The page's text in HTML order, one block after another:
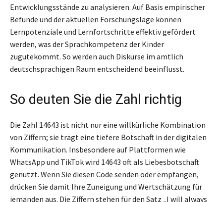
Entwicklungsstände zu analysieren. Auf Basis empirischer
Befunde und der aktuellen Forschungslage können
Lernpotenziale und Lernfortschritte effektiv gefördert
werden, was der Sprachkompetenz der Kinder
zugutekommt. So werden auch Diskurse im amtlich
deutschsprachigen Raum entscheidend beeinflusst.
So deuten Sie die Zahl richtig
Die Zahl 14643 ist nicht nur eine willkürliche Kombination
von Ziffern; sie trägt eine tiefere Botschaft in der digitalen
Kommunikation. Insbesondere auf Plattformen wie
WhatsApp und TikTok wird 14643 oft als Liebesbotschaft
genutzt. Wenn Sie diesen Code senden oder empfangen,
drücken Sie damit Ihre Zuneigung und Wertschätzung für
jemanden aus. Die Ziffern stehen für den Satz „I will always